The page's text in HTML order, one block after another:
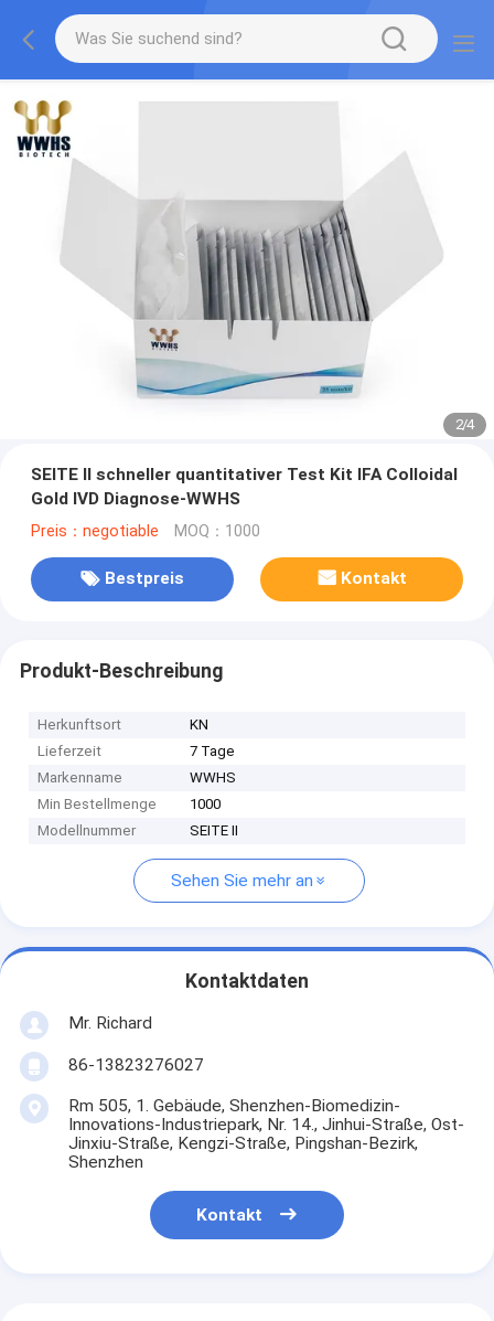
2/4
SEITE II schneller quantitativer Test Kit IFA Colloidal
Gold IVD Diagnose-WWHS
Preis：negotiable MOQ：1000
Bestpreis Kontakt
Produkt-Beschreibung
Herkunftsort
KN
Lieferzeit
7 Tage
Markenname
WWHS
Min Bestellmenge
1000
Modellnummer
SEITE II
Sehen Sie mehr an
Kontaktdaten
Mr. Richard
86-13823276027
Rm 505, 1. Gebäude, Shenzhen-Biomedizin-
Innovations-Industriepark, Nr. 14., Jinhui-Straße, Ost-
Jinxiu-Straße, Kengzi-Straße, Pingshan-Bezirk,
Shenzhen
Kontakt